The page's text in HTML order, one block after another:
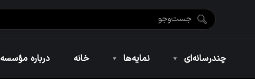
چندرسانه‌ای نمایه‌ها خانه درباره مؤسسه